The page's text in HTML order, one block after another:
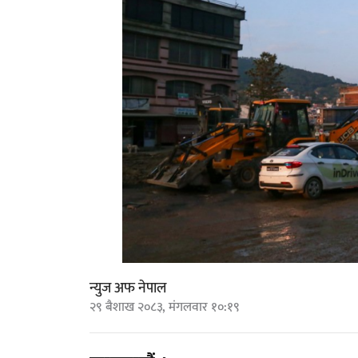
न्युज अफ नेपाल
२९ बैशाख २०८३, मंगलवार १०:१९